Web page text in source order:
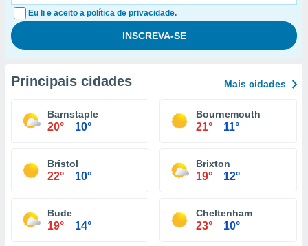
Eu li e aceito a política de privacidade.
Principais cidades Mais cidades
Barnstaple
20° 10°
Bournemouth
21° 11°
Bristol
22° 10°
Brixton
19° 12°
Bude
19° 14°
Cheltenham
23° 10°